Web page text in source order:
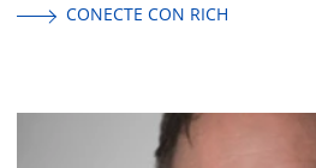
CONECTE CON RICH